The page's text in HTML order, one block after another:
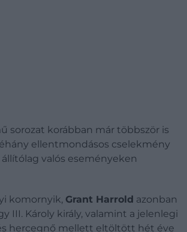
sorozat korábban már többször is
ellentmondásos cselekmény
valós eseményeken
komornyik, Grant Harrold azonban
III. Károly király, valamint a jelenlegi
hercegnő mellett eltöltött hét éve